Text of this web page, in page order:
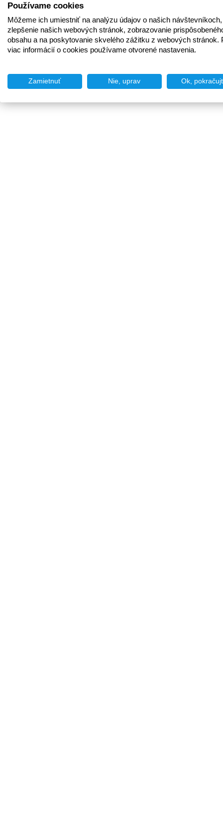
Používame cookies
Môžeme ich umiestniť na analýzu údajov o našich
zlepšenie našich webových stránok, zobrazovanie
obsahu a na poskytovanie skvelého zážitku z webových stránok.
viac informácií o cookies používame otvorené nastavenia.
Zamietnuť Nie, uprav Ok,